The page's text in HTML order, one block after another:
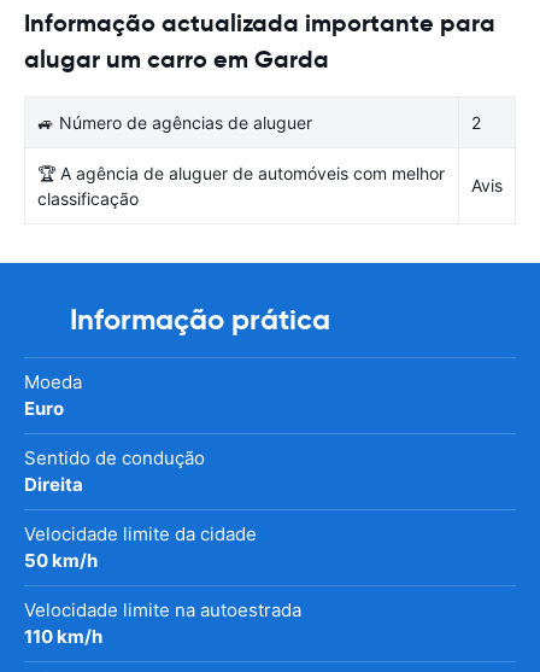
Informação actualizada importante para
alugar um carro em Garda
🚙 Número de agências de aluguer 2
🏆 A agência de aluguer de automóveis com melhor
classificação
Avis
Informação prática
Moeda
Euro
Sentido de condução
Direita
Velocidade limite da cidade
50 km/h
Velocidade limite na autoestrada
110 km/h